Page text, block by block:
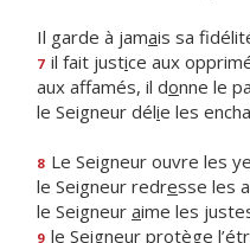
Il garde à jamais sa
7 il fait justice aux
aux affamés, il donne le
le Seigneur délie les
8 Le Seigneur ouvre les ye
le Seigneur redresse les
le Seigneur aime les
9 le Seigneur protège